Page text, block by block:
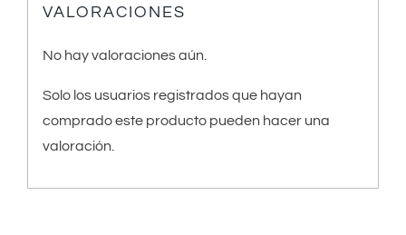
VALORACIONES
No hay valoraciones aún.
Solo los usuarios registrados que hayan
comprado este producto pueden hacer una
valoración.